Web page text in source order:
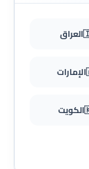
العراق
الإمارات
الكويت